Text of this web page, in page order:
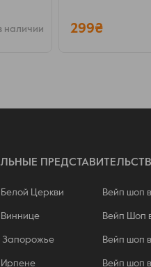
наличии 299₴
Церкви Вейп шоп
Вейп Шоп
Запорожье Вейп шоп
Ирпене Вейп шоп